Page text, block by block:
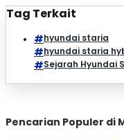
Tag Terkait
hyundai staria
hyundai staria
Sejarah Hyundai
Pencarian Populer di